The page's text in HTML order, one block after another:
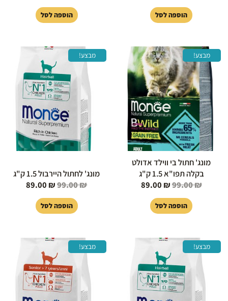
הוספה לסל הוספה לסל
מבצע!
מונג' חתול בי ווילד אדולט
בקלה תפו"א 1.5 ק"ג
99.00₪
המחיר
המקורי
היה:
99.00 ₪.
89.00 ₪
המחיר
הנוכחי
הוא:
89.00 ₪.
הוספה לסל
מבצע!
מונג' לחתול היירבול 1.5 ק"ג
99.00₪
המחיר
המקורי
היה:
99.00 ₪.
89.00 ₪
הוא:
89.00 ₪.
הוספה לסל
מבצע!
המחיר
המקורי
היה:
299.00 ₪.
288.00 ₪.
מבצע!
המחיר
המקורי
היה:
99.00 ₪.
הוא:
85.00 ₪.